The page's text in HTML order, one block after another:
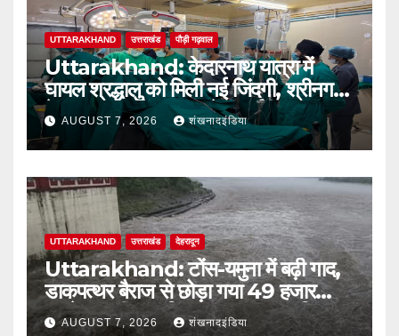
UTTARAKHAND उत्तराखंड पौड़ी गढ़वाल
Uttarakhand: केदारनाथ यात्रा में
घायल श्रद्धालु को मिली नई जिंदगी, श्रीनगर
बेस अस्पताल में सफल ब्रेन सर्जरी
AUGUST 7, 2026 शंखनादइंडिया
UTTARAKHAND उत्तराखंड देहरादून
Uttarakhand: टोंस-यमुना में बढ़ी गाद,
डाकपत्थर बैराज से छोड़ा गया 49 हजार
क्यूसेक पानी; जलविद्युत उत्पादन प्रभावित
AUGUST 7, 2026 शंखनादइंडिया